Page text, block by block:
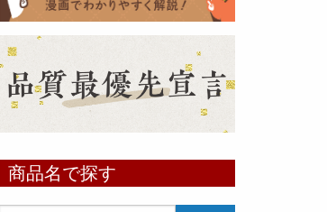
（2025年11月11日）
いめ甘酒 30g』と『オートミー
商品名で探す